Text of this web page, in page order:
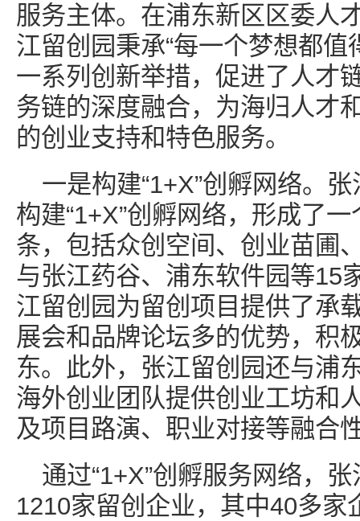
服务主体。在浦东新区区委人
江留创园秉承“每一个梦想都值
一系列创新举措，促进了人才
务链的深度融合，为海归人才
的创业支持和特色服务。
一是构建“1+X”创孵网络。
构建“1+X”创孵网络，形成了
条，包括众创空间、创业苗圃
与张江药谷、浦东软件园等15
江留创园为留创项目提供了承
展会和品牌论坛多的优势，积
东。此外，张江留创园还与浦
海外创业团队提供创业工坊和
及项目路演、职业对接等融合
通过“1+X”创孵服务网络，
1210家留创企业，其中40多家